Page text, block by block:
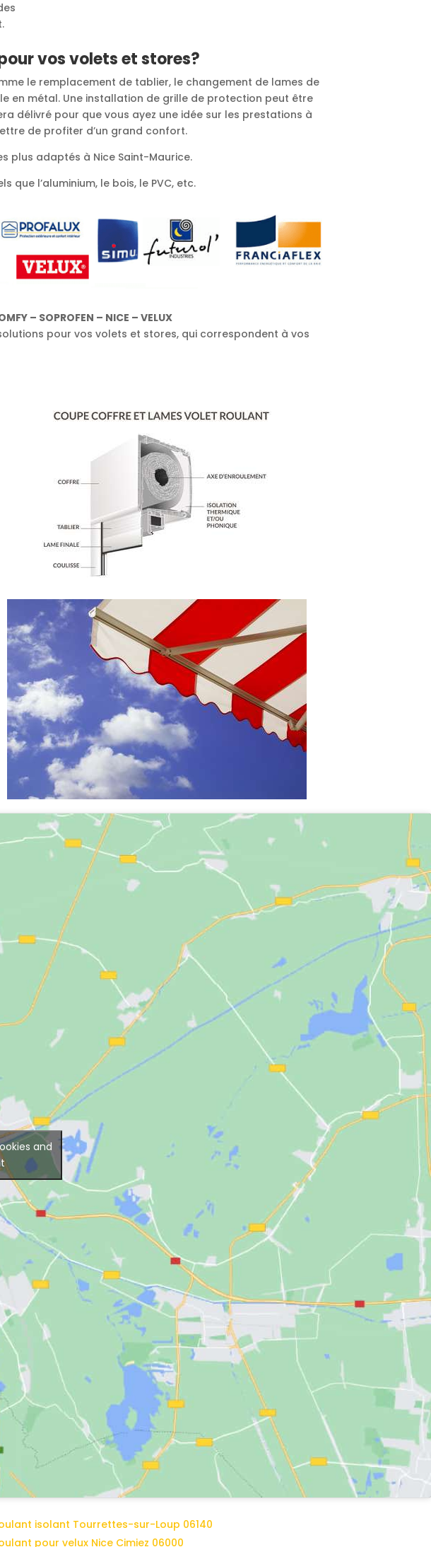
vos volets et stores?
le remplacement de tablier, le changement de lames de
en métal. Une installation de grille de protection peut être
délivré pour que vous ayez une idée sur les prestations à
de profiter d’un grand confort.
plus adaptés à Nice Saint-Maurice.
que l’aluminium, le bois, le PVC, etc.
– SOPROFEN – NICE – VELUX
pour vos volets et stores, qui correspondent à vos
and
isolant Tourrettes-sur-Loup 06140
pour velux Nice Cimiez 06000